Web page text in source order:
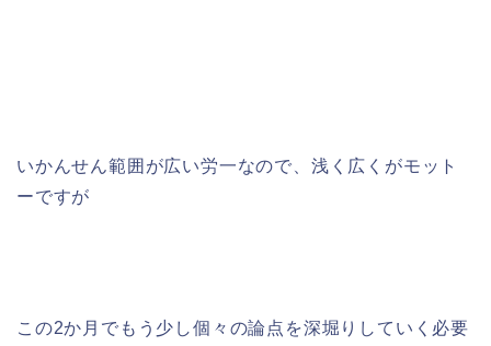
いかんせん範囲が広い労一なので、浅く広くがモット
ーですが
この2か月でもう少し個々の論点を深堀りしていく必要